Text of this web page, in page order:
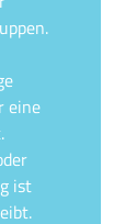
eine
ist